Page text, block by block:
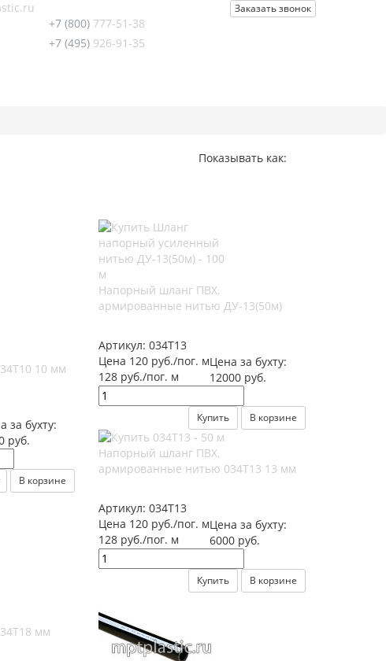
Заказать звонок
+7 (800) 777-51-38
+7 (495) 926-91-35
Показывать как:
10 мм
за бухту:
руб.
В корзине
Напорный шланг ПВХ,
армированные нитью ДУ-13(50м)
Артикул:034Т13
Цена 120 руб./пог. м
128 руб./пог. м
Цена за бухту:
12000 руб.
Купить В корзине
Напорный шланг ПВХ,
армированные нитью 034Т13 13 мм
Артикул:034Т13
Цена 120 руб./пог. м
128 руб./пог. м
Цена за бухту:
6000 руб.
Купить В корзине
мм